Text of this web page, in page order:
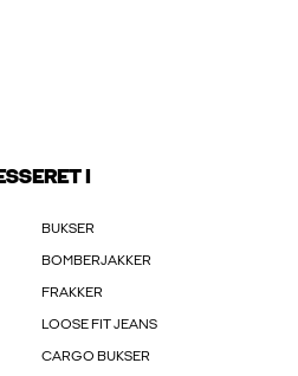
I
BUKSER
BOMBERJAKKER
FRAKKER
LOOSE FIT JEANS
CARGO BUKSER